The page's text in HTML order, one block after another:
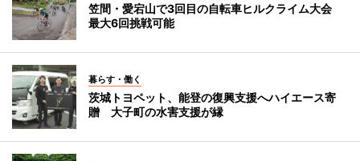
笠間・愛宕山で3回目の自転車ヒルクライム大会
最大6回挑戦可能
暮らす・働く
茨城トヨペット、能登の復興支援へハイエース寄
贈 大子町の水害支援が縁